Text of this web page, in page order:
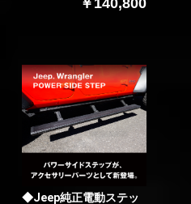
◆Jeep純正電動ステッ